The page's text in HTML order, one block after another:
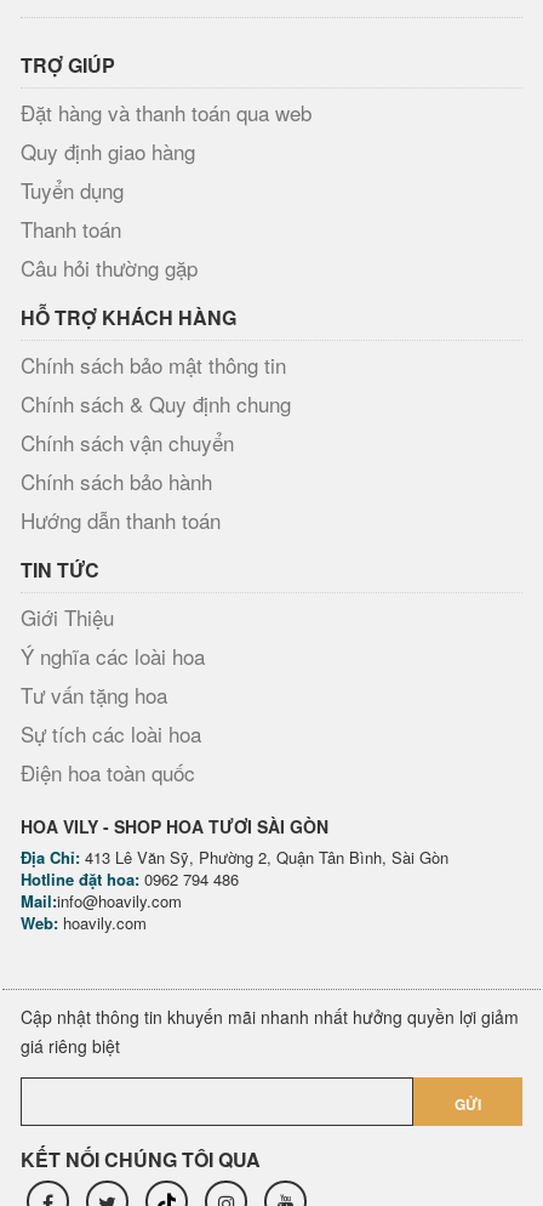
TRỢ GIÚP
Đặt hàng và thanh toán qua web
Quy định giao hàng
Tuyển dụng
Thanh toán
Câu hỏi thường gặp
HỖ TRỢ KHÁCH HÀNG
Chính sách bảo mật thông tin
Chính sách & Quy định chung
Chính sách vận chuyển
Chính sách bảo hành
Hướng dẫn thanh toán
TIN TỨC
Giới Thiệu
Ý nghĩa các loài hoa
Tư vấn tặng hoa
Sự tích các loài hoa
Điện hoa toàn quốc
HOA VILY - SHOP HOA TƯƠI SÀI GÒN
Địa Chỉ: 413 Lê Văn Sỹ, Phường 2, Quận Tân Bình, Sài Gòn
Hotline đặt hoa: 0962 794 486
Mail:info@hoavily.com
Web: hoavily.com
Cập nhật thông tin khuyến mãi nhanh nhất hưởng quyền lợi giảm
giá riêng biệt
GỬI
KẾT NỐI CHÚNG TÔI QUA